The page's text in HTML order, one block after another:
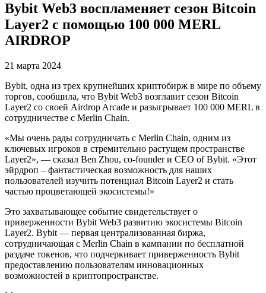
Bybit Web3 воспламеняет сезон Bitcoin
Layer2 с помощью 100 000 MERL
AIRDROP
21 марта 2024
Bybit, одна из трех крупнейших криптобирж в мире по объему
торгов, сообщила, что Bybit Web3 возглавит сезон Bitcoin
Layer2 со своей Airdrop Arcade и разыгрывает 100 000 MERL в
сотрудничестве с Merlin Chain.
«Мы очень рады сотрудничать с Merlin Chain, одним из
ключевых игроков в стремительно растущем пространстве
Layer2», — сказал Ben Zhou, co-founder и CEO of Bybit. «Этот
эйрдроп – фантастическая возможность для наших
пользователей изучить потенциал Bitcoin Layer2 и стать
частью процветающей экосистемы!»
Это захватывающее событие свидетельствует о
приверженности Bybit Web3 развитию экосистемы Bitcoin
Layer2. Bybit — первая централизованная биржа,
сотрудничающая с Merlin Chain в кампании по бесплатной
раздаче токенов, что подчеркивает приверженность Bybit
предоставлению пользователям инновационных
возможностей в криптопространстве.